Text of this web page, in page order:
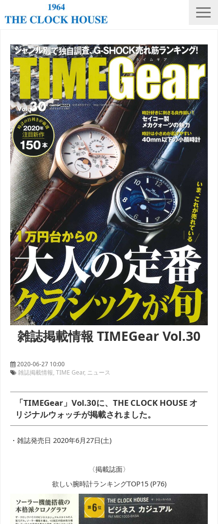
THE CLOCK HOUSE オリジナルウォッチ
ランキング
修理・電池交換
会社概要
採用情報
オンラインストア
店舗リスト
雑誌掲載情報 TIMEGear Vol.30
2020-06-27 10:00
雑誌掲載情報 TIME Gear ニュース
「TIMEGear」Vol.30に、THE CLOCK HOUSE オ
リジナルウォッチが掲載されました。
・雑誌発売日 2020年6月27日(土)
〈掲載誌面〉
欲しい腕時計ランキングTOP15 (P76)